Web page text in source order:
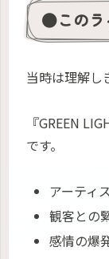
●このラ
当時は理解し
『GREEN
です。
アーティ
観客との
感情の爆